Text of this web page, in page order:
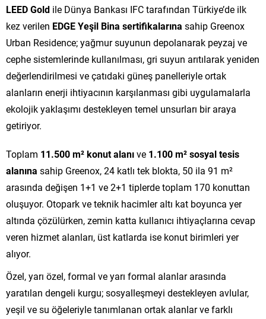
LEED Gold ile Dünya Bankası IFC tarafından Türkiye’de ilk
kez verilen EDGE Yeşil Bina sertifikalarına sahip Greenox
Urban Residence; yağmur suyunun depolanarak peyzaj ve
cephe sistemlerinde kullanılması, gri suyun arıtılarak yeniden
değerlendirilmesi ve çatıdaki güneş panelleriyle ortak
alanların enerji ihtiyacının karşılanması gibi uygulamalarla
ekolojik yaklaşımı destekleyen temel unsurları bir araya
getiriyor.
Toplam 11.500 m² konut alanıve 1.100 m² sosyal tesis
alanına sahip Greenox, 24 katlı tek blokta, 50 ila 91 m²
arasında değişen 1+1 ve 2+1 tiplerde toplam 170 konuttan
oluşuyor. Otopark ve teknik hacimler altı kat boyunca yer
altında çözülürken, zemin katta kullanıcı ihtiyaçlarına cevap
veren hizmet alanları, üst katlarda ise konut birimleri yer
alıyor.
Özel, yarı özel, formal ve yarı formal alanlar arasında
yaratılan dengeli kurgu; sosyalleşmeyi destekleyen avlular,
yeşil ve su öğeleriyle tanımlanan ortak alanlar ve farklı